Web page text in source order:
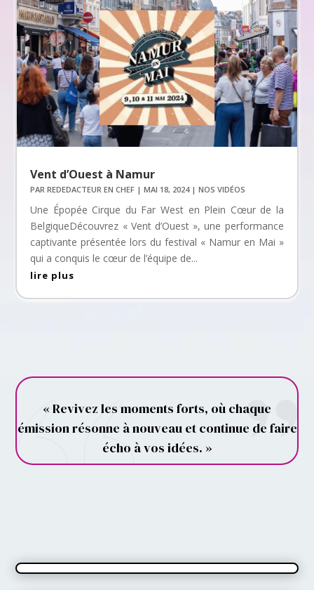
Vent d’Ouest à Namur
PARREDEDACTEUR EN CHEF |MAI 18, 2024|NOS VIDÉOS
Une Épopée Cirque du Far West en Plein Cœur de la
BelgiqueDécouvrez « Vent d’Ouest », une performance
captivante présentée lors du festival « Namur en Mai »
qui a conquis le cœur de l’équipe de...
lire plus
« Revivez les moments forts, où chaque
émission résonne à nouveau et continue de faire
écho à vos idées. »